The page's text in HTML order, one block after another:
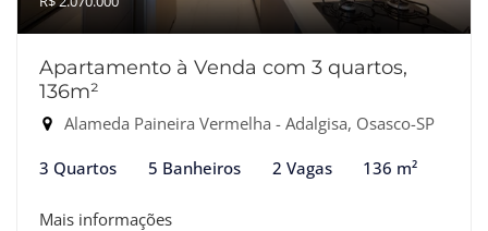
Apartamento à Venda com 3 quartos,
136m²
Alameda Paineira Vermelha - Adalgisa, Osasco-SP
3 Quartos 5 Banheiros 2 Vagas 136 m²
Mais informações